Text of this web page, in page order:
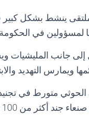
ينشط بشكل
لمسؤولين في
إلى جانب المليشيات
ويمارس التهديد
متورط في